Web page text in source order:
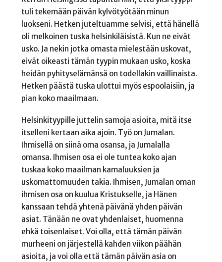
tuli tekemään päivän kylvötyötään minun
luokseni. Hetken juteltuamme selvisi, että hänellä
oli melkoinen tuska helsinkiläisistä. Kun ne eivät
usko. Ja nekin jotka omasta mielestään uskovat,
eivät oikeasti tämän tyypin mukaan usko, koska
heidän pyhityselämänsä on todellakin vaillinaista.
Hetken päästä tuska ulottui myös espoolaisiin, ja
pian koko maailmaan.
Helsinkityypille juttelin samoja asioita, mitä itse
itselleni kertaan aika ajoin. Työ on Jumalan.
Ihmisellä on siinä oma osansa, ja Jumalalla
omansa. Ihmisen osa ei ole tuntea koko ajan
tuskaa koko maailman kamaluuksien ja
uskomattomuuden takia. Ihmisen, Jumalan oman
ihmisen osa on kuulua Kristukselle, ja Hänen
kanssaan tehdä yhtenä päivänä yhden päivän
asiat. Tänään ne ovat yhdenlaiset, huomenna
ehkä toisenlaiset. Voi olla, että tämän päivän
murheeni on järjestellä kahden viikon päähän
asioita, ja voi olla että tämän päivän asia on